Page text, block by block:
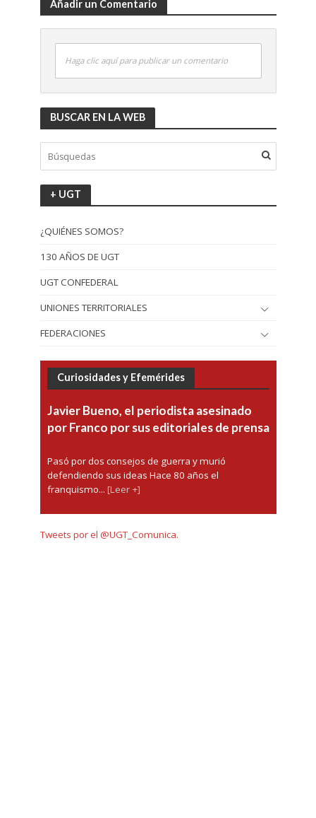
Añadir un Comentario
Haga clic aquí para publicar un comentario
BUSCAR EN LA WEB
+ UGT
¿QUIÉNES SOMOS?
130 AÑOS DE UGT
UGT CONFEDERAL
UNIONES TERRITORIALES
FEDERACIONES
Curiosidades y Efemérides
Javier Bueno, el periodista asesinado
por Franco por sus editoriales de prensa
Pasó por dos consejos de guerra y murió
defendiendo sus ideas Hace 80 años el
franquismo... [Leer +]
Tweets por el @UGT_Comunica.